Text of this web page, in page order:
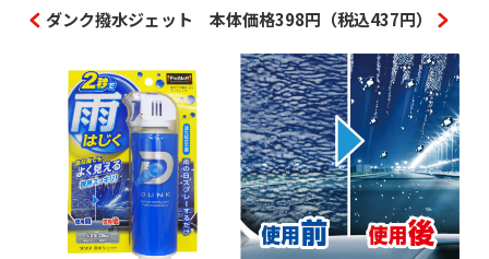
ダンク撥水ジェット 本体価格398円（税込437円）